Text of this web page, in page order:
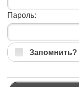
Пароль:
Запомнить?